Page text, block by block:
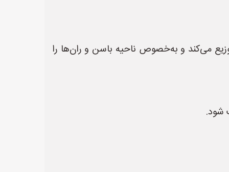
می‌کند و به‌خصوص ناحیه باسن و ران‌ها را
شود.